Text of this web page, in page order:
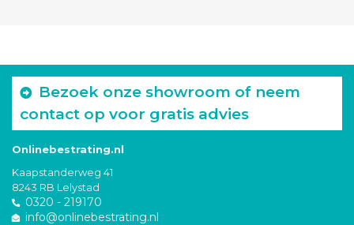
Bezoek onze showroom of neem
contact op voor gratis advies
Onlinebestrating.nl
Kaapstanderweg 41
8243 RB Lelystad
0320 - 219170
info@onlinebestrating.nl